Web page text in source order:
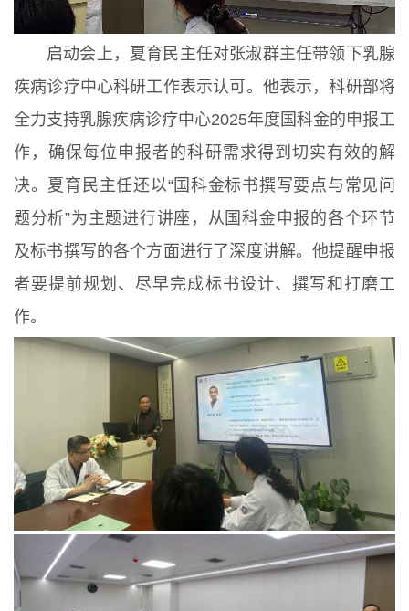
启动会上，夏育民主任对张淑群主任带领下乳腺
疾病诊疗中心科研工作表示认可。他表示，科研部将
全力支持乳腺疾病诊疗中心2025年度国科金的申报工
作，确保每位申报者的科研需求得到切实有效的解
决。夏育民主任还以“国科金标书撰写要点与常见问
题分析”为主题进行讲座，从国科金申报的各个环节
及标书撰写的各个方面进行了深度讲解。他提醒申报
者要提前规划、尽早完成标书设计、撰写和打磨工
作。